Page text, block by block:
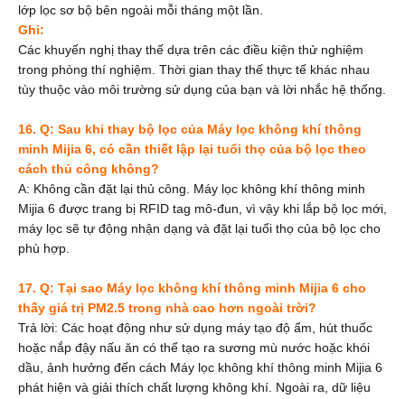
lớp lọc sơ bộ bên ngoài mỗi tháng một lần.
Ghi:
Các khuyến nghị thay thế dựa trên các điều kiện thử nghiệm
trong phòng thí nghiệm. Thời gian thay thế thực tế khác nhau
tùy thuộc vào môi trường sử dụng của bạn và lời nhắc hệ thống.
16. Q: Sau khi thay bộ lọc của Máy lọc không khí thông
minh Mijia 6, có cần thiết lập lại tuổi thọ của bộ lọc theo
cách thủ công không?
A: Không cần đặt lại thủ công. Máy lọc không khí thông minh
Mijia 6 được trang bị RFID tag mô-đun, vì vậy khi lắp bộ lọc mới,
máy lọc sẽ tự động nhận dạng và đặt lại tuổi thọ của bộ lọc cho
phù hợp.
17. Q: Tại sao Máy lọc không khí thông minh Mijia 6 cho
thấy giá trị PM2.5 trong nhà cao hơn ngoài trời?
Trả lời: Các hoạt động như sử dụng máy tạo độ ẩm, hút thuốc
hoặc nắp đậy nấu ăn có thể tạo ra sương mù nước hoặc khói
dầu, ảnh hưởng đến cách Máy lọc không khí thông minh Mijia 6
phát hiện và giải thích chất lượng không khí. Ngoài ra, dữ liệu